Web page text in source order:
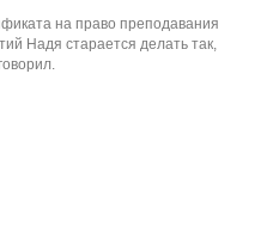
на право преподавания
Надя старается делать так,